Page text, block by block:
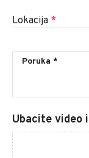
Lokacija *
Ubacite video